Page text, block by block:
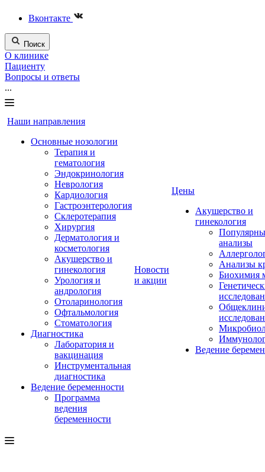
Вконтакте
Поиск
О клинике
Пациенту
Вопросы и ответы
...
Наши направления
Основные нозологии
Терапия и
гематология
Эндокринология
Неврология
Кардиология
Гастроэнтерология
Склеротерапия
Хирургия
Дерматология и
косметология
Акушерство и
гинекология
Урология и
андрология
Отоларинология
Офтальмология
Стоматология
Диагностика
Лаборатория и
вакцинация
Инструментальная
диагностика
Ведение беременности
Программа
ведения
беременности
Новости
и акции
Цены
Акушерство и
гинекология
анализы
Анализы
Биохимия
Ведение